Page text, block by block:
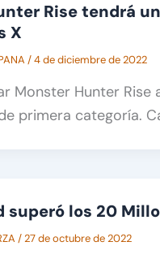
Rise tendrá un
X
/4 de diciembre de 2022
Monster Hunter Rise
primera categoría.
superó los 20
/27 de octubre de 2022